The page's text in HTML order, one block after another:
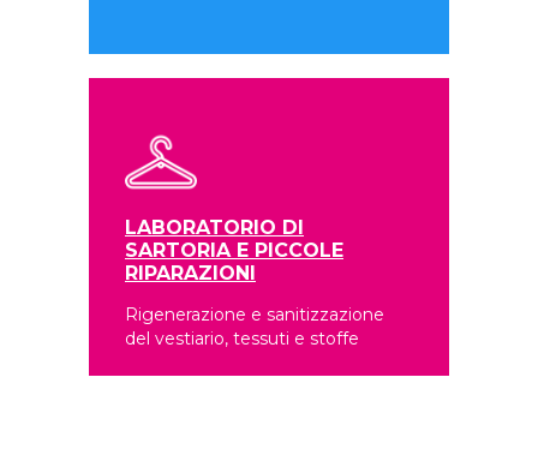
LABORATORIO DI
SARTORIA E PICCOLE
RIPARAZIONI
Rigenerazione e sanitizzazione
del vestiario, tessuti e stoffe